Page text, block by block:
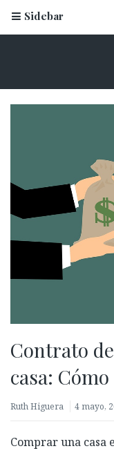
Sidebar
Contrato
casa:
Ruth Higuera 4 mayo,
Comprar una casa